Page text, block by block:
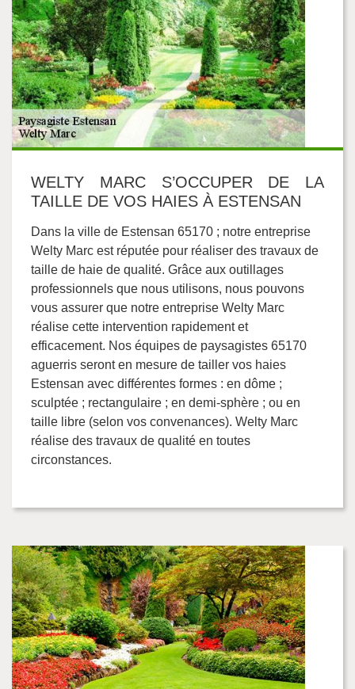
WELTY MARC S’OCCUPER DE LA
TAILLE DE VOS HAIES À ESTENSAN
Dans la ville de Estensan 65170 ; notre entreprise
Welty Marc est réputée pour réaliser des travaux de
taille de haie de qualité. Grâce aux outillages
professionnels que nous utilisons, nous pouvons
vous assurer que notre entreprise Welty Marc
réalise cette intervention rapidement et
efficacement. Nos équipes de paysagistes 65170
aguerris seront en mesure de tailler vos haies
Estensan avec différentes formes : en dôme ;
sculptée ; rectangulaire ; en demi-sphère ; ou en
taille libre (selon vos convenances). Welty Marc
réalise des travaux de qualité en toutes
circonstances.